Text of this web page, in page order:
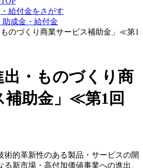
給付金をさがす
成金・給付金
ものづくり商業サービス補助金」≪第1
出・ものづくり商
補助金」≪第1回
術的革新性のある製品・サービスの開
新市場・高付加価値事業への進出、